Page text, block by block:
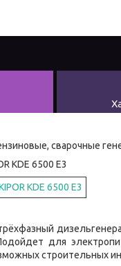
сварочные
KDE 6500 E3
для
строительных